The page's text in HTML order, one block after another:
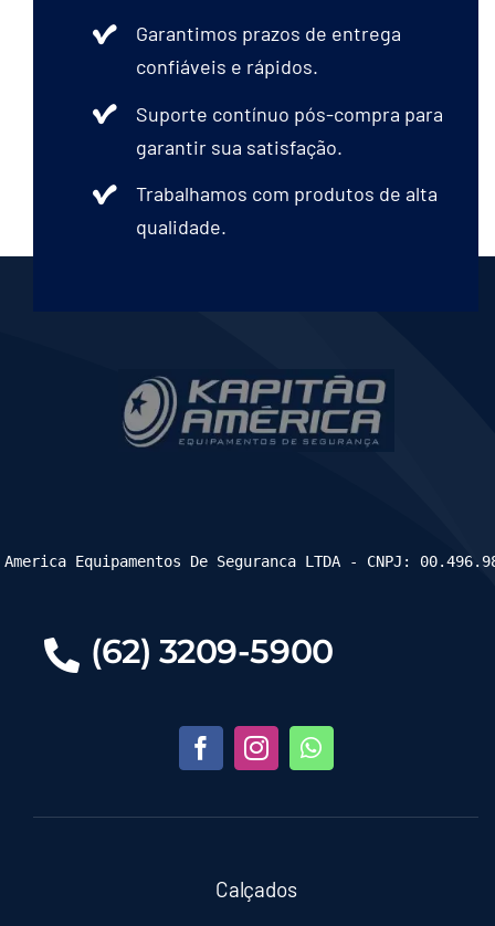
Garantimos prazos de entrega
confiáveis e rápidos.
Suporte contínuo pós-compra para
garantir sua satisfação.
Trabalhamos com produtos de alta
qualidade.
(62) 3209-5900
Calçados
Equipamentos De Seguranca LTDA - CNPJ: